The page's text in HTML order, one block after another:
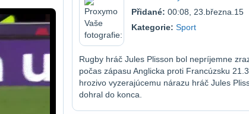
Přidané: 00:08, 23.března.15
Kategorie: Sport
Rugby hráč Jules Plisson bol nepríjemne
počas zápasu Anglicka proti Francúzsku
hrozivo vyzerajúcemu nárazu hráč Jules
dohral do konca.